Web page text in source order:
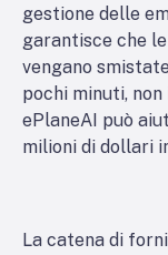
gestione delle
garantisce che
vengano
pochi minuti,
ePlaneAI può
milioni di dollari
La catena di